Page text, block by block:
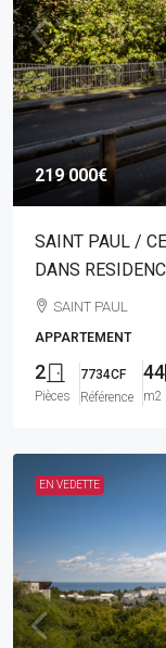
219 000€
SAINT PAUL /
DANS
SAINT PAUL
APPARTEMENT
2
Pièces
7734CF
Référence
44
m2
EN VEDETTE